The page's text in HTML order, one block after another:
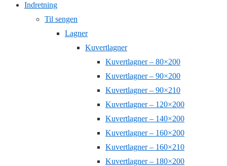
Indretning
Til sengen
Lagner
Kuvertlagner
Kuvertlagner – 80×200
Kuvertlagner – 90×200
Kuvertlagner – 90×210
Kuvertlagner – 120×200
Kuvertlagner – 140×200
Kuvertlagner – 160×200
Kuvertlagner – 160×210
Kuvertlagner – 180×200